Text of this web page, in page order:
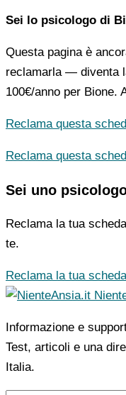
Sei lo psicologo di
Questa pagina è
reclamarla — diventa
100€/anno per Bione.
Reclama questa
Reclama questa
Sei uno
Reclama la tua
te.
Reclama la tua scheda
Informazione e
Test, articoli e una
Italia.